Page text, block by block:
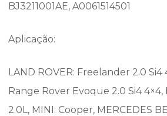
BJ3211001AE, A0061514501
Aplicação:
LAND ROVER: Freelander 2.0 Si4
Range Rover Evoque 2.0 Si4
2.0L, MINI: Cooper, MERCEDES